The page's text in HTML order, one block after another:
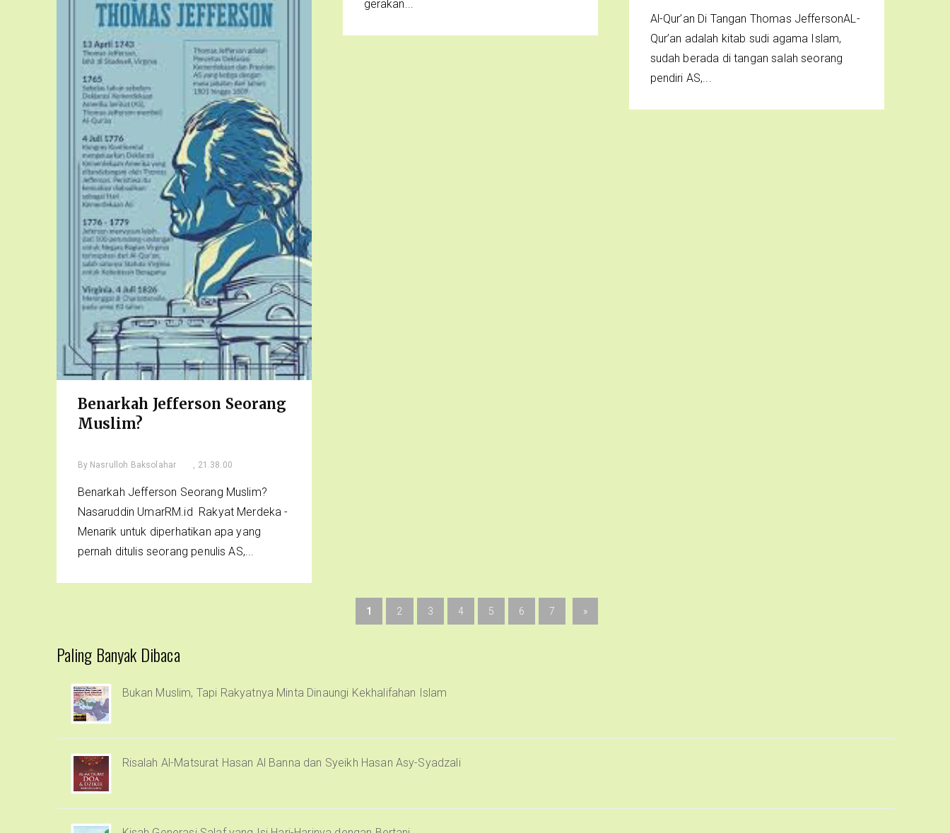
gerakan...
Al-Qur’an Di Tangan Thomas JeffersonAL-
Qur’an adalah kitab sudi agama Islam,
sudah berada di tangan salah seorang
pendiri AS,...
Benarkah Jefferson Seorang
Muslim?
By Nasrulloh Baksolahar , 21.38.00
Benarkah Jefferson Seorang Muslim?
Nasaruddin UmarRM.id Rakyat Merdeka -
Menarik untuk diperhatikan apa yang
pernah ditulis seorang penulis AS,...
1 2 3 4 5 6 7 »
Paling Banyak Dibaca
Bukan Muslim, Tapi Rakyatnya Minta Dinaungi Kekhalifahan Islam
Risalah Al-Matsurat Hasan Al Banna dan Syeikh Hasan Asy-Syadzali